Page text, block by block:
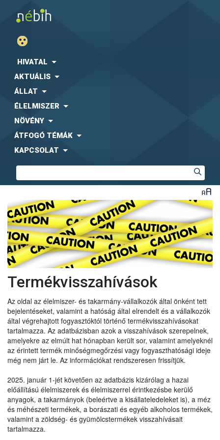
HIVATAL
AKTUÁLIS
ÁLLAT
ÉLELMISZER
NÖVÉNY
ÁTFOGÓ TÉMÁK
KAPCSOLAT
Termékvisszahívások
Az oldal az élelmiszer- és takarmány-vállalkozók által önként tett
bejelentéseket, valamint a hatóság által elrendelt és a vállalkozók
által végrehajtott fogyasztóktól történő termékvisszahívásokat
tartalmazza. Az adatbázisban azok a visszahívások szerepelnek,
amelyekre az elmúlt hat hónapban került sor, valamint amelyeknél
az érintett termék minőségmegőrzési vagy fogyaszthatósági ideje
még nem járt le. Az információkat rendszeresen frissítjük.
2025. január 1-jét követően az adatbázis kizárólag a hazai
előállítású élelmiszerek és élelmiszerrel érintkezésbe kerülő
anyagok, a takarmányok (beleértve a kisállateledeleket is), a méz
és méhészeti termékek, a borászati és egyéb alkoholos termékek,
valamint a zöldség- és gyümölcstermékek visszahívásait
tartalmazza.